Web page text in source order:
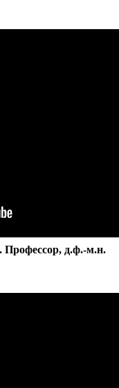
Профессор д.ф.-м.н.